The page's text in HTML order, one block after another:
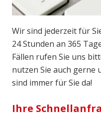
Wir sind jederzeit für
24 Stunden an 365
Fällen rufen Sie uns
nutzen Sie auch
sind immer für Sie da!
Ihre